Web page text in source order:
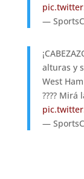
—
alturas y
West
???? Mirá
—